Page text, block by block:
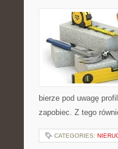
bierze pod uwagę
zapobiec. Z tego
CATEGORIES: